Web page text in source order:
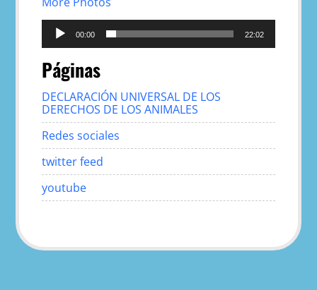
Reproductor
audio
00:00 22:02
Páginas
DECLARACIÓN UNIVERSAL DE LOS
DERECHOS DE LOS ANIMALES
Redes sociales
twitter feed
youtube